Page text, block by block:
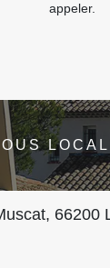
appeler.
66200